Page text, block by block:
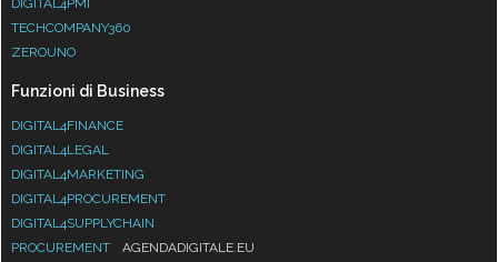
DIGITAL4PMI
TECHCOMPANY360
ZEROUNO
Funzioni di Business
DIGITAL4FINANCE
DIGITAL4LEGAL
DIGITAL4MARKETING
DIGITAL4PROCUREMENT
DIGITAL4SUPPLYCHAIN
PROCUREMENT
AGENDADIGITALE.EU